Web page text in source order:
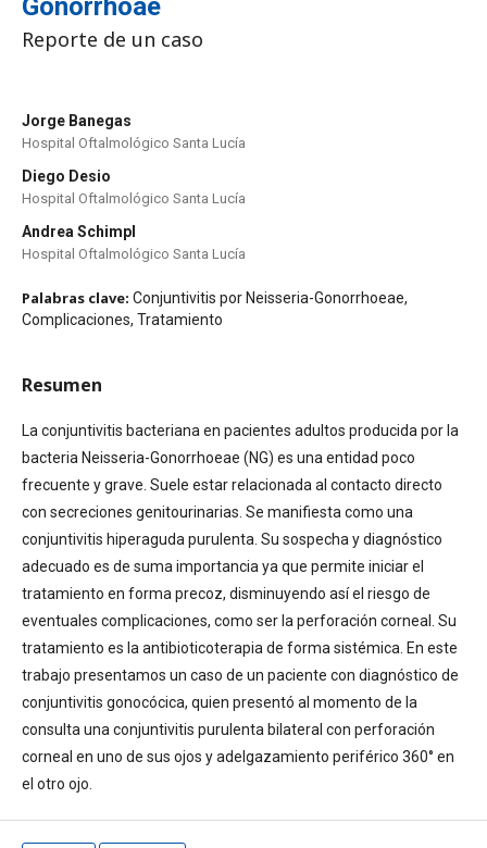
Gonorrhoae
Reporte de un caso
Jorge Banegas
Hospital Oftalmológico Santa Lucía
Diego Desio
Hospital Oftalmológico Santa Lucía
Andrea Schimpl
Hospital Oftalmológico Santa Lucía
Palabras clave: Conjuntivitis por Neisseria-Gonorrhoeae,
Complicaciones, Tratamiento
Resumen
La conjuntivitis bacteriana en pacientes adultos producida por la
bacteria Neisseria-Gonorrhoeae (NG) es una entidad poco
frecuente y grave. Suele estar relacionada al contacto directo
con secreciones genitourinarias. Se manifiesta como una
conjuntivitis hiperaguda purulenta. Su sospecha y diagnóstico
adecuado es de suma importancia ya que permite iniciar el
tratamiento en forma precoz, disminuyendo así el riesgo de
eventuales complicaciones, como ser la perforación corneal. Su
tratamiento es la antibioticoterapia de forma sistémica. En este
trabajo presentamos un caso de un paciente con diagnóstico de
conjuntivitis gonocócica, quien presentó al momento de la
consulta una conjuntivitis purulenta bilateral con perforación
corneal en uno de sus ojos y adelgazamiento periférico 360° en
el otro ojo.